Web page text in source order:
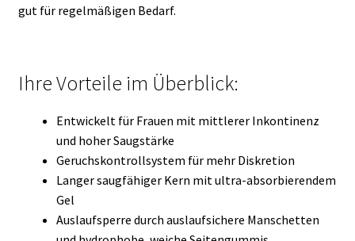
gut für regelmäßigen Bedarf.
Ihre Vorteile im Überblick:
Entwickelt für Frauen mit mittlerer Inkontinenz
und hoher Saugstärke
Geruchskontrollsystem für mehr Diskretion
Langer saugfähiger Kern mit ultra-absorbierendem
Gel
Auslaufsperre durch auslaufsichere Manschetten